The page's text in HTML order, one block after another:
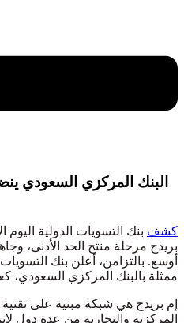
البنك المركزي السعودي
كشف بنك التسويات الدولية
بريدج مرحلة منتج الحد الأدنى،
أوسع. بالتزامن، أعلن بنك
ممثلة بالبنك المركزي
إم بريدج هي شبكة مبنية على
المركزية والتجارية من عدة دول